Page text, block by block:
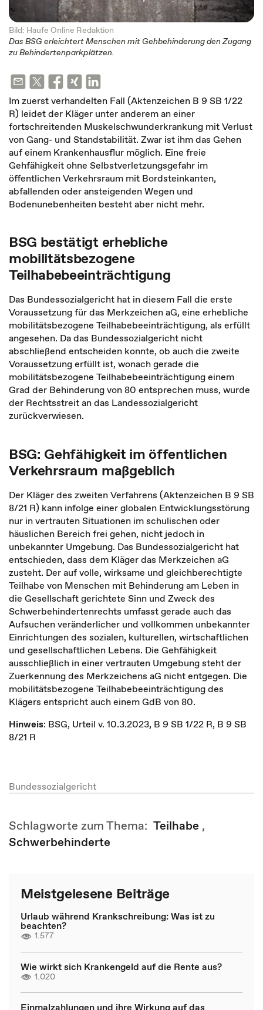
Bild: Haufe Online Redaktion
Das BSG erleichtert Menschen mit Gehbehinderung den Zugang
zu Behinderten­park­plätzen.
Im zuerst verhandelten Fall (Aktenzeichen B 9 SB 1/22
R) leidet der Kläger unter anderem an einer
fortschreitenden Muskelschwunderkrankung mit Verlust
von Gang- und Standstabilität. Zwar ist ihm das Gehen
auf einem Krankenhausflur möglich. Eine freie
Gehfähigkeit ohne Selbstverletzungsgefahr im
öffentlichen Verkehrsraum mit Bordsteinkanten,
abfallenden oder ansteigenden Wegen und
Bodenunebenheiten besteht aber nicht mehr.
BSG bestätigt erhebliche
mobilitätsbezogene
Teilhabebeeinträchtigung
Das Bundessozialgericht hat in diesem Fall die erste
Voraussetzung für das Merkzeichen aG, eine erhebliche
mobilitätsbezogene Teilhabebeeinträchtigung, als erfüllt
angesehen. Da das Bundessozialgericht nicht
abschließend entscheiden konnte, ob auch die zweite
Voraussetzung erfüllt ist, wonach gerade die
mobilitätsbezogene Teilhabebeeinträchtigung einem
Grad der Behinderung von 80 entsprechen muss, wurde
der Rechtsstreit an das Landessozialgericht
zurückverwiesen.
BSG: Gehfähigkeit im öffentlichen
Verkehrsraum maßgeblich
Der Kläger des zweiten Verfahrens (Aktenzeichen B 9 SB
8/21 R) kann infolge einer globalen Entwicklungsstörung
nur in vertrauten Situationen im schulischen oder
häuslichen Bereich frei gehen, nicht jedoch in
unbekannter Umgebung. Das Bundessozialgericht hat
entschieden, dass dem Kläger das Merkzeichen aG
zusteht. Der auf volle, wirksame und gleichberechtigte
Teilhabe von Menschen mit Behinderung am Leben in
die Gesellschaft gerichtete Sinn und Zweck des
Schwerbehindertenrechts umfasst gerade auch das
Aufsuchen veränderlicher und vollkommen unbekannter
Einrichtungen des sozialen, kulturellen, wirtschaftlichen
und gesellschaftlichen Lebens. Die Gehfähigkeit
ausschließlich in einer vertrauten Umgebung steht der
Zuerkennung des Merkzeichens aG nicht entgegen. Die
mobilitätsbezogene Teilhabebeeinträchtigung des
Klägers entspricht auch einem GdB von 80.
Hinweis: BSG, Urteil v. 10.3.2023, B 9 SB 1/22 R, B 9 SB
8/21 R
Bundessozialgericht
Schlagworte zum Thema: Teilhabe ,
Schwerbehinderte
Meistgelesene Beiträge
Urlaub während Krankschreibung: Was ist zu
beachten?
1.577
Wie wirkt sich Krankengeld auf die Rente aus?
1.020
Einmalzahlungen und ihre Wirkung auf das